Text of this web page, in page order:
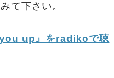
て下さい。
up』をradikoで聴